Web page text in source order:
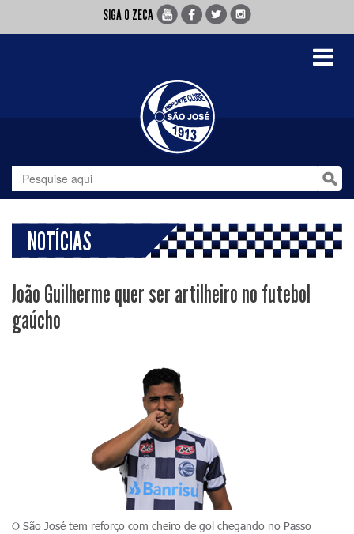
SIGA O ZECA
Toggle
NOTÍCIAS
João Guilherme quer ser artilheiro no futebol
gaúcho
O São José tem reforço com cheiro de gol chegando no Passo